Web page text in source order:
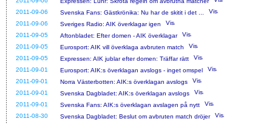
2011-09-06
Svenska Fans: Gästkrönika: Nu har de skitit i det ...
2011-09-06
Sveriges Radio: AIK överklagar igen
2011-09-05
Aftonbladet: Efter domen - AIK överklagar
2011-09-05
Eurosport: AIK vill överklaga avbruten match
2011-09-05
Expressen: AIK jublar efter domen: Träffar rätt
2011-09-01
Eurosport: AIK:s överklagan avslogs - inget omspel
2011-09-01
Norra Västerbotten: AIK:s överklagan avslogs
2011-09-01
Svenska Dagbladet: AIK:s överklagan avslogs
2011-09-01
Svenska Fans: AIK:s överklagan avslagen på nytt
2011-08-30
Svenska Dagbladet: Beslut om avbruten match dröjer